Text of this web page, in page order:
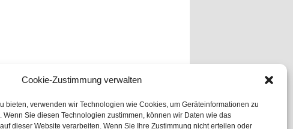
Cookie-Zustimmung verwalten
bieten, verwenden wir Technologien wie Cookies, um Geräteinformationen zu
Wenn Sie diesen Technologien zustimmen, können wir Daten wie das
dieser Website verarbeiten. Wenn Sie Ihre Zustimmung nicht erteilen oder